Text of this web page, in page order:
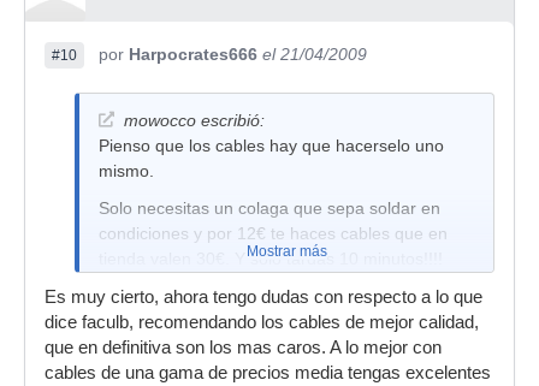
#10 por Harpocrates666 el 21/04/2009
mowocco escribió:
Pienso que los cables hay que hacerselo uno
mismo.
Solo necesitas un colaga que sepa soldar en
condiciones y por 12€ te haces cables que en
tienda valen 30€. Y solo tardas 10 minutos!!!!
Mostrar más
Es muy cierto, ahora tengo dudas con respecto a lo que
dice faculb, recomendando los cables de mejor calidad,
que en definitiva son los mas caros. A lo mejor con
cables de una gama de precios media tengas excelentes